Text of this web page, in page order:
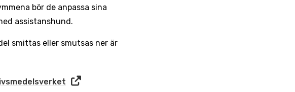
bör de anpassa sina
assistanshund.
smittas eller smutsas ner är